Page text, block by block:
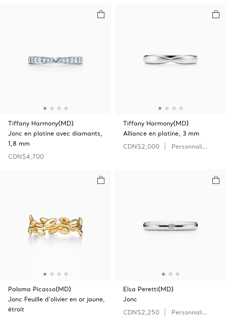
Tiffany Harmony(MD)
Jonc en platine avec diamants,
1,8 mm
CDN$4,700
Tiffany Harmony(MD)
Alliance en platine, 3 mm
CDN$2,000
Personnaliser
Paloma Picasso(MD)
Jonc Feuille d’olivier en or jaune,
étroit
Elsa Peretti(MD)
Jonc
CDN$2,250
Personnaliser